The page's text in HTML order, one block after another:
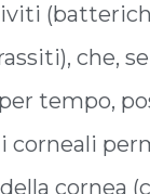
che,
tempo,
corneali
cornea